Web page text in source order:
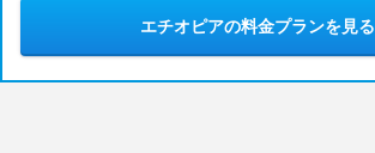
エチオピアの料金プランを見る